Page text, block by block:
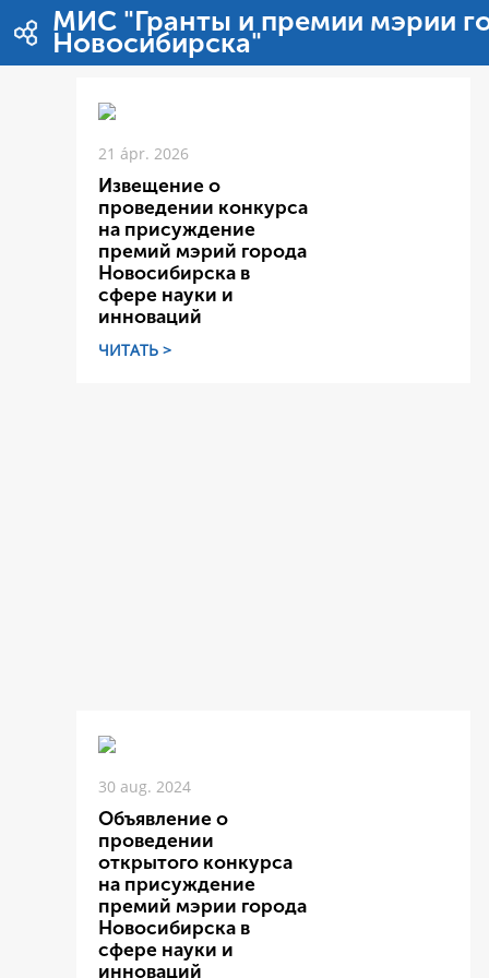
Ugrás a tartalomhoz
МИС "Гранты и премии мэрии
Новосибирска"
21 ápr. 2026
Извещение о
проведении конкурса
на присуждение
премий мэрий города
Новосибирска в
сфере науки и
инноваций
ЧИТАТЬ >
30 aug. 2024
Объявление о
проведении
открытого конкурса
на присуждение
премий мэрии города
Новосибирска в
сфере науки и
инноваций